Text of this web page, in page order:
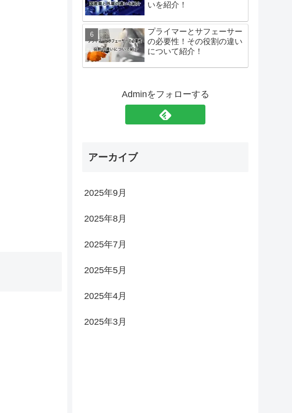
いを紹介！
プライマーとサフェーサー
の必要性！その役割の違い
について紹介！
Adminをフォローする
アーカイブ
2025年9月
2025年8月
2025年7月
2025年5月
2025年4月
2025年3月